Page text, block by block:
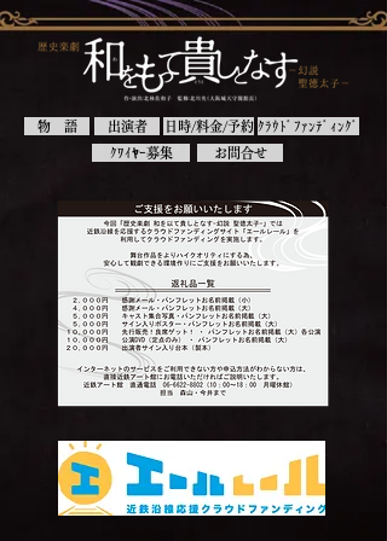
物 語 出演者 日時/料金/予約 ｸﾗｳﾄﾞﾌｧﾝﾃﾞｨﾝｸﾞ
ｸﾜｲﾔｰ募集
お問合せ